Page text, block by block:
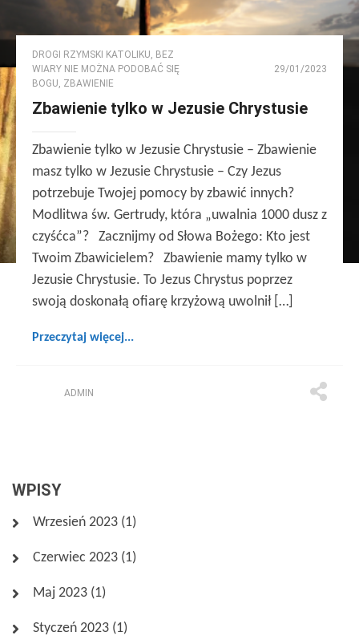
DROGI RZYMSKI KATOLIKU, BEZ
WIARY NIE MOŻNA PODOBAĆ SIĘ
BOGU, ZBAWIENIE
29/01/2023
Zbawienie tylko w Jezusie Chrystusie
Zbawienie tylko w Jezusie Chrystusie – Zbawienie
masz tylko w Jezusie Chrystusie – Czy Jezus
potrzebuje Twojej pomocy by zbawić innych?
Modlitwa św. Gertrudy, która „uwalnia 1000 dusz z
czyśćca”? Zacznijmy od Słowa Bożego: Kto jest
Twoim Zbawicielem? Zbawienie mamy tylko w
Jezusie Chrystusie. To Jezus Chrystus poprzez
swoją doskonałą ofiarę krzyżową uwolnił […]
Przeczytaj więcej...
ADMIN
WPISY
Wrzesień 2023 (1)
Czerwiec 2023 (1)
Maj 2023 (1)
Styczeń 2023 (1)